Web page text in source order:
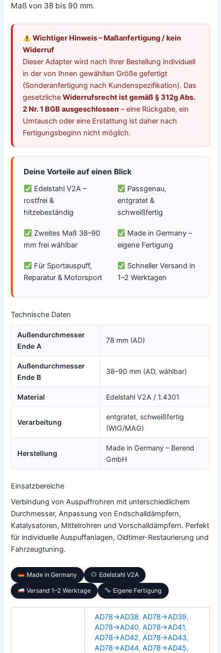
Maß von 38 bis 90 mm.
Wichtiger Hinweis – Maßanfertigung / kein
Widerruf
Dieser Adapter wird nach Ihrer Bestellung individuell
in der von Ihnen gewählten Größe gefertigt
(Sonderanfertigung nach Kundenspezifikation). Das
gesetzlicheWiderrufsrecht ist gemäß § 312g Abs.
2 Nr. 1 BGB ausgeschlossen – eine Rückgabe, ein
Umtausch oder eine Erstattung ist daher nach
Fertigungsbeginn nicht möglich.
Deine Vorteile auf einen Blick
Edelstahl V2A –
rostfrei &
hitzebeständig
Passgenau,
entgratet &
schweißfertig
Zweites Maß 38–90
mm frei wählbar
Made in Germany –
eigene Fertigung
Für Sportauspuff,
Reparatur & Motorsport
Schneller Versand in
1–2 Werktagen
Technische Daten
Außendurchmesser
Ende A
78 mm (AD)
Außendurchmesser
Ende B
38–90 mm (AD, wählbar)
Material Edelstahl V2A / 1.4301
Verarbeitung
entgratet, schweißfertig
(WIG/MAG)
Herstellung
Made in Germany – Berend
GmbH
Einsatzbereiche
Verbindung von Auspuffrohren mit unterschiedlichem
Durchmesser, Anpassung von Endschalldämpfern,
Katalysatoren, Mittelrohren und Vorschalldämpfern. Perfekt
für individuelle Auspuffanlagen, Oldtimer-Restaurierung und
Fahrzeugtuning.
Made in Germany Edelstahl V2A
Versand 1–2 Werktage Eigene Fertigung
AD78→AD38, AD78→AD39,
AD78→AD40, AD78→AD41,
AD78→AD42, AD78→AD43,
AD78→AD44, AD78→AD45,